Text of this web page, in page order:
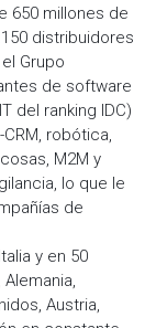
650 millones de
distribuidores
Grupo
de software
del ranking IDC)
robótica,
M2M y
lo que le
de
y en 50
Austria,